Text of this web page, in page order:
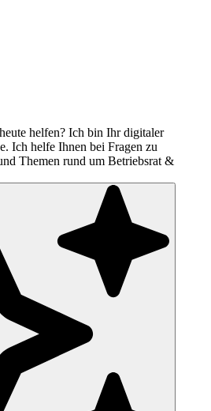
helfen? Ich bin Ihr digitaler
Ich helfe Ihnen bei Fragen zu
Themen rund um Betriebsrat &